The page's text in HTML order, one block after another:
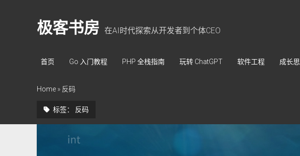
极客书房 在AI时代探索从开发者到个体CEO
首页 Go 入门教程 PHP 全栈指南 玩转 ChatGPT 软件工程 成长
Home» 反码
标签： 反码